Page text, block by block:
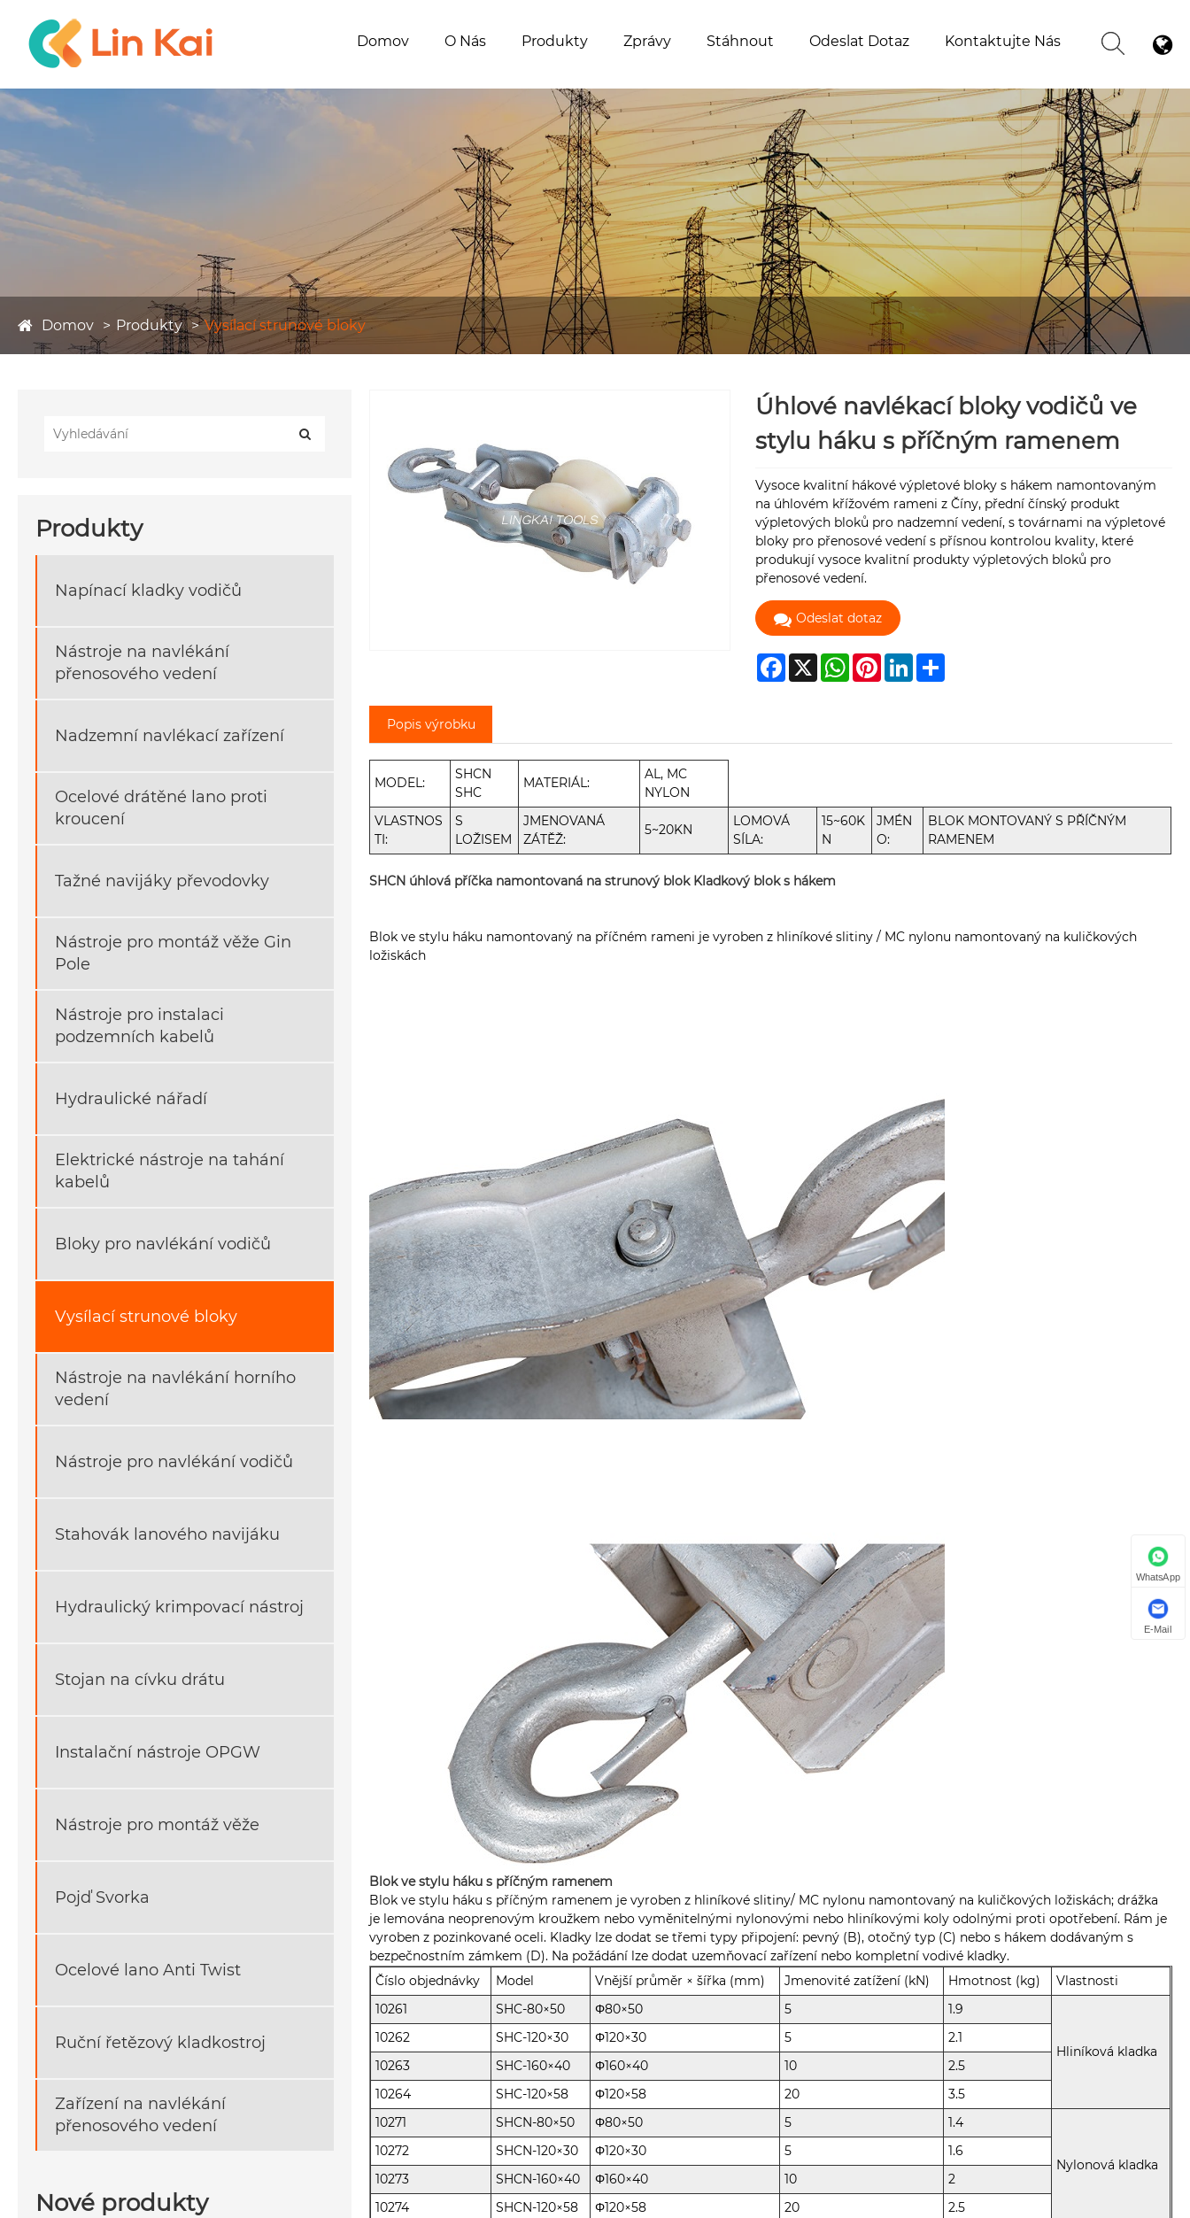
Domov O Nás Produkty Zprávy Stáhnout Odeslat Dotaz Kontaktujte Nás
Domov Produkty Vysílací strunové bloky
Produkty
Napínací kladky vodičů
Nástroje na navlékání
přenosového vedení
Nadzemní navlékací zařízení
Ocelové drátěné lano proti
kroucení
Tažné navijáky převodovky
Nástroje pro montáž věže Gin
Pole
Nástroje pro instalaci
podzemních kabelů
Hydraulické nářadí
Elektrické nástroje na tahání
kabelů
Bloky pro navlékání vodičů
Vysílací strunové bloky
Nástroje na navlékání horního
vedení
Nástroje pro navlékání vodičů
Stahovák lanového navijáku
Hydraulický krimpovací nástroj
Stojan na cívku drátu
Instalační nástroje OPGW
Nástroje pro montáž věže
Pojď Svorka
Ocelové lano Anti Twist
Ruční řetězový kladkostroj
Zařízení na navlékání
přenosového vedení
Nové produkty
Úhlové navlékací bloky vodičů ve
stylu háku s příčným ramenem
Vysoce kvalitní hákové výpletové bloky s hákem namontovaným
na úhlovém křížovém rameni z Číny, přední čínský produkt
výpletových bloků pro nadzemní vedení, s továrnami na výpletové
bloky pro přenosové vedení s přísnou kontrolou kvality, které
produkují vysoce kvalitní produkty výpletových bloků pro
přenosové vedení.
Odeslat dotaz
Facebook
X WhatsApp
PinterestLinkedInShare
Popis výrobku
MODEL:
SHCN
SHC
MATERIÁL:
AL, MC
NYLON
VLASTNOS
TI:
S
LOŽISEM
JMENOVANÁ
ZÁTĚŽ:
5~20KN
LOMOVÁ
SÍLA:
15~60K
N
JMÉN
O:
BLOK MONTOVANÝ S PŘÍČNÝM
RAMENEM
SHCN úhlová příčka namontovaná na strunový blok Kladkový blok s hákem
Blok ve stylu háku namontovaný na příčném rameni je vyroben z hliníkové slitiny / MC nylonu namontovaný na kuličkových
ložiskách
Blok ve stylu háku s příčným ramenem
Blok ve stylu háku s příčným ramenem je vyroben z hliníkové slitiny/ MC nylonu namontovaný na kuličkových ložiskách; drážka
je lemována neoprenovým kroužkem nebo vyměnitelnými nylonovými nebo hliníkovými koly odolnými proti opotřebení. Rám je
vyroben z pozinkované oceli. Kladky lze dodat se třemi typy připojení: pevný (B), otočný typ (C) nebo s hákem dodávaným s
bezpečnostním zámkem (D). Na požádání lze dodat uzemňovací zařízení nebo kompletní vodivé kladky.
Číslo objednávky
Model Vnější průměr × šířka (mm) Jmenovité zatížení (kN) Hmotnost (kg)
Vlastnosti
10261
SHC-80×50 Φ80×50 5 1.9
Hliníková kladka
10262 SHC-120×30 Φ120×30 5
2.1
10263
SHC-160×40 Φ160×40 10
2.5
10264
SHC-120×58 Φ120×58 20
3.5
10271
SHCN-80×50 Φ80×50 5 1.4
Nylonová kladka
10272 SHCN-120×30 Φ120×30 5
1.6
10273
SHCN-160×40 Φ160×40 10
2
10274
SHCN-120×58 Φ120×58 20 2.5
WhatsApp
E-Mail